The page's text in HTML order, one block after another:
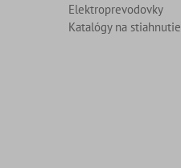
Elektroprevodovky
Katalógy na stiahnutie